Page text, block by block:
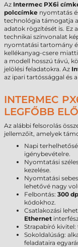
Az Intermec PX6i
polccímke nyomtatás
technológia támogatja
adatok rögzítését is. Ez a
technikai színvonalat
nyomtatási tartomány
kellékanyag-csere
a modell hosszú távú,
jelölési feladatokra. Az
az ipari tartóssággal és
INTERMEC
LEGFŐBB
Az alábbi felsorolás
jellemzőit, amelyek
Napi
igénybevételre.
Nyomtatási
kezelése.
Nyomtatási
lehetővé nagy
Felbontás: 300
kódokhoz.
Csatlakozási
Ethernet
Strapabíró kivitel:
Sokoldalúság:
feladataira